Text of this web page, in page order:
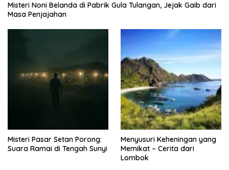
Misteri Noni Belanda di Pabrik Gula Tulangan, Jejak Gaib dari
Masa Penjajahan
Misteri Pasar Setan Porong:
Suara Ramai di Tengah Sunyi
Menyusuri Keheningan yang
Memikat – Cerita dari
Lombok